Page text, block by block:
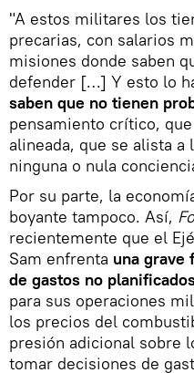
"A estos militares los
precarias, con salarios
misiones donde saben
defender […] Y esto lo
saben que no tienen
pensamiento crítico,
alineada, que se alista a
ninguna o nula
Por su parte, la
boyante tampoco. Así,
recientemente que el
Sam enfrenta una grave
de gastos no
para sus operaciones
los precios del
presión adicional sobre
tomar decisiones de